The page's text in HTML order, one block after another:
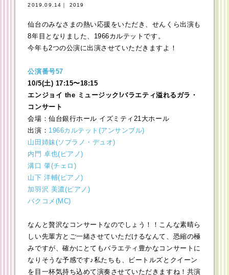
2019.09.14｜ 2019
仙台のみなさまの熱い応援をいただき、せんくら出演も
8年目となりました、1966カルテットです。
今年も2つの公演に出演させていただきますよ！
公演番号57
10/5(土) 17:15〜18:15
エンジョイ the ミュージック!バラエティ溢れるガラ・
コンサート
会場：仙台銀行ホール イズミティ21大ホール
出演： 1966カルテット(アンサンブル)
山田姉妹(ソプラノ・デュオ)
内門 卓也(ピアノ)
溝口 肇(チェロ)
山下 洋輔(ピアノ)
加羽沢 美濃(ピアノ)
バクコメ(MC)
なんと贅沢なコンサートなのでしょう！！こんな素晴ら
しい先輩方とご一緒させていただけるなんて、恐縮の極
みですが、確かにとてもバラエティ豊かなコンサートに
なりそうな予感です♪私たちも、ビートルズとクイーン
を目一杯気持ち込めて演奏させていただきますね！共演